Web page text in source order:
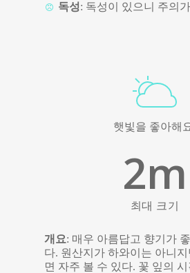
햇빛을 좋아해
2m
최대 크기
개요: 매우 아름답고 향기가
다. 원산지가 하와이는 아니
면 자주 볼 수 있다. 꽃 잎의 시
독성: 독성이 있으니 주의